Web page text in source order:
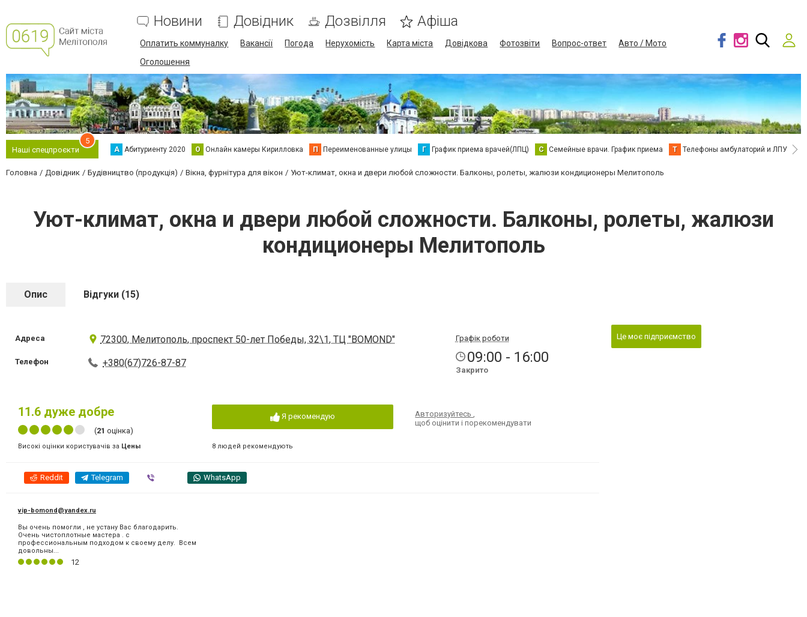
Новини Довідник Дозвілля Афіша
Оплатить коммуналку Вакансії Погода Нерухомість Карта міста Довідкова Фотозвіти Вопрос-ответ
Авто / Мото
Оголошення
Наші спецпроєкти
5
А Абитуриенту 2020 О Онлайн камеры Кирилловка П Переименованные улицы Г График приема врачей(ЛПЦ) С Семейные врачи. График приема Т Телефоны амбулаторий и ЛПУ В
Головна Довідник Будівництво (продукція) Вікна, фурнітура для вікон Уют-климат, окна и двери любой сложности. Балконы, ролеты, жалюзи кондиционеры Мелитополь
Уют-климат, окна и двери любой сложности. Балконы, ролеты, жалюзи
кондиционеры Мелитополь
Опис Відгуки (15)
Адреса 72300, Мелитополь, проспект 50-лет Победы, 32\1, ТЦ "BOMOND"
Телефон +380(67)726-87-87
Графік роботи
09:00 - 16:00
Закрито
11.6 дуже добре
(21 оцінка)
Високі оцінки користувачів за Цены
Я рекомендую
8 людей рекомендують
Авторизуйтесь,
щоб оцінити і порекомендувати
Reddit Telegram WhatsApp
vip-bomond@yandex.ru
Вы очень помогли , не устану Вас благодарить.
Очень чистоплотные мастера . с
профессиональным подходом к своему делу. Всем
довольны...
12
Це моє підприємство